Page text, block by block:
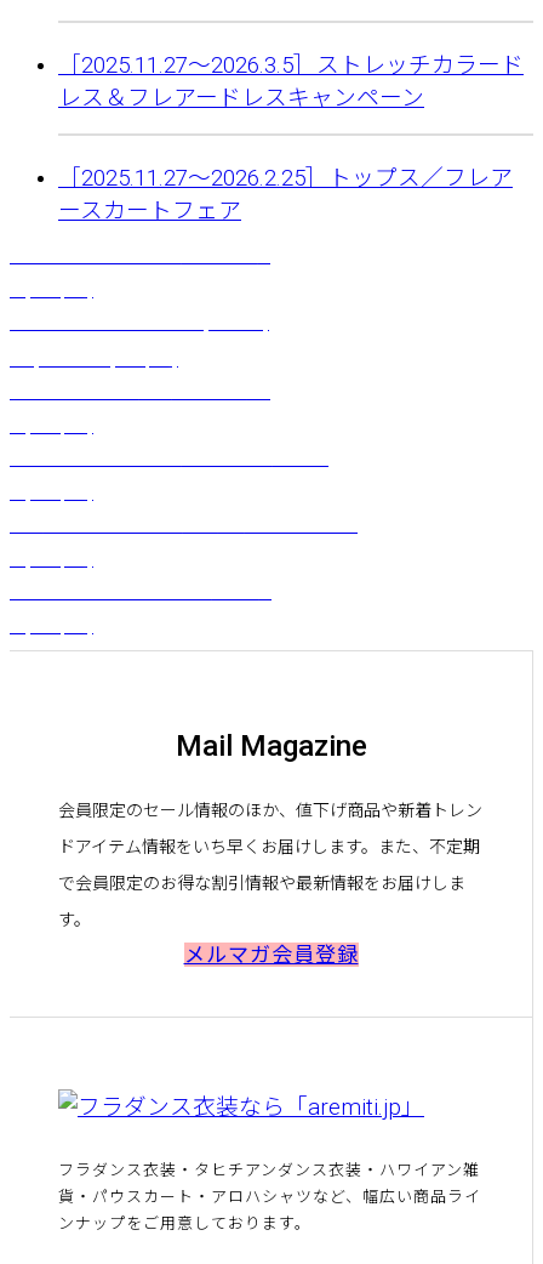
［2025.11.27〜2026.3.5］ストレッチカラード
レス＆フレアードレスキャンペーン
［2025.11.27〜2026.2.25］トップス／フレア
ースカートフェア
Mail Magazine
会員限定のセール情報のほか、値下げ商品や新着トレン
ドアイテム情報をいち早くお届けします。また、不定期
で会員限定のお得な割引情報や最新情報をお届けしま
す。
メルマガ会員登録
フラダンス衣装・タヒチアンダンス衣装・ハワイアン雑
貨・パウスカート・アロハシャツなど、幅広い商品ライ
ンナップをご用意しております。